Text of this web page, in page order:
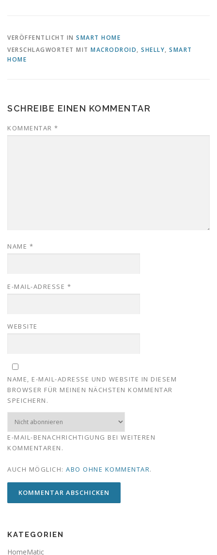
VERÖFFENTLICHT IN SMART HOME
VERSCHLAGWORTET MIT MACRODROID, SHELLY, SMART
HOME
SCHREIBE EINEN KOMMENTAR
KOMMENTAR *
NAME *
E-MAIL-ADRESSE *
WEBSITE
NAME, E-MAIL-ADRESSE UND WEBSITE IN DIESEM
BROWSER FÜR MEINEN NÄCHSTEN KOMMENTAR
SPEICHERN.
E-MAIL-BENACHRICHTIGUNG BEI WEITEREN
KOMMENTAREN.
AUCH MÖGLICH: ABO OHNE KOMMENTAR.
KATEGORIEN
HomeMatic